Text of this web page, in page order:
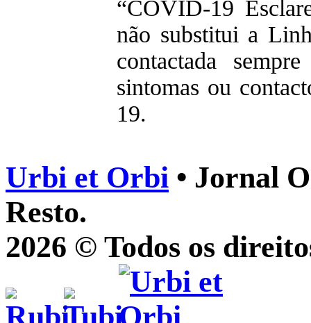
“COVID-19
não substitui a
contactada
sintomas ou
19.
Urbi et Orbi • Jornal
Resto.
2026 © Todos os